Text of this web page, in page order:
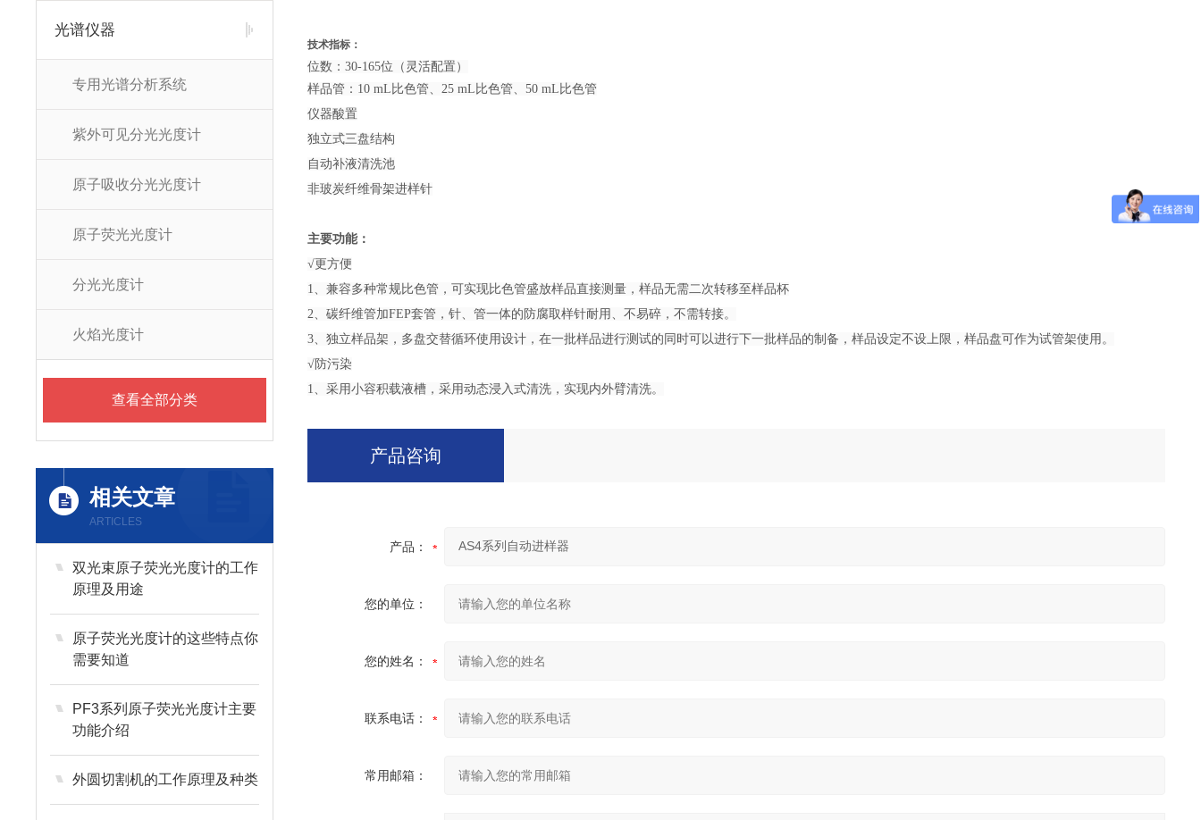
光谱仪器
专用光谱分析系统
紫外可见分光光度计
原子吸收分光光度计
原子荧光光度计
分光光度计
火焰光度计
查看全部分类
相关文章
ARTICLES
双光束原子荧光光度计的工作
原理及用途
原子荧光光度计的这些特点你
需要知道
PF3系列原子荧光光度计主要
功能介绍
外圆切割机的工作原理及种类
技术指标：
位数：30-165位（灵活配置）
样品管：10 mL比色管、25 mL比色管、50 mL比色管
仪器酸置
独立式三盘结构
自动补液清洗池
非玻炭纤维骨架进样针
主要功能：
√更方便
1、兼容多种常规比色管，可实现比色管盛放样品直接测量，样品无需二次转移至样品杯
2、碳纤维管加FEP套管，针、管一体的防腐取样针耐用、不易碎，不需转接。
3、独立样品架，多盘交替循环使用设计，在一批样品进行测试的同时可以进行下一批样品的制备，样品设定不设上限，样品盘可作为试管架使用。
√防污染
1、采用小容积载液槽，采用动态浸入式清洗，实现内外臂清洗。
产品咨询
产品：
您的单位：
您的姓名：
联系电话：
常用邮箱：